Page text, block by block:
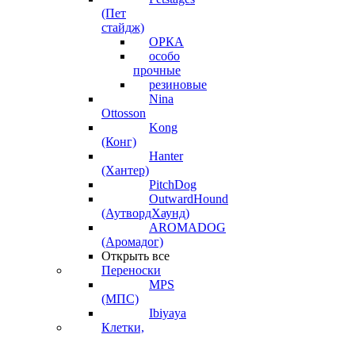
(Пет
стайдж)
ОРКА
особо
прочные
резиновые
Nina
Ottosson
Kong
(Конг)
Hanter
(Хантер)
PitchDog
OutwardHound
(АутвордХаунд)
AROMADOG
(Аромадог)
Открыть все
Переноски
MPS
(МПС)
Ibiyaya
Клетки,